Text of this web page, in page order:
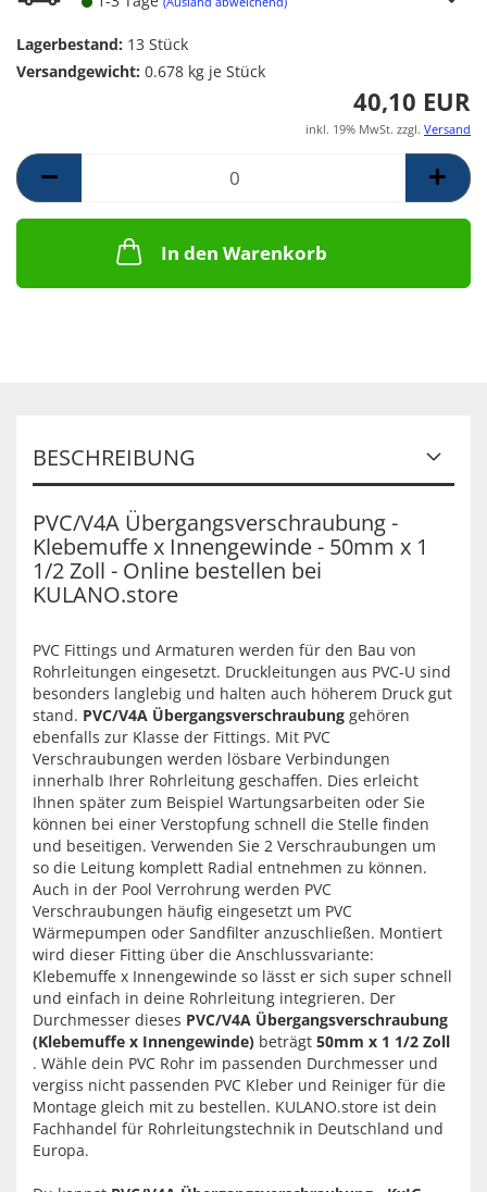
Lagerbestand: 13 Stück
Versandgewicht: 0.678 kg je Stück
40,10 EUR
inkl. 19% MwSt. zzgl. Versand
In den Warenkorb
BESCHREIBUNG
PVC/V4A Übergangsverschraubung -
Klebemuffe x Innengewinde - 50mm x 1
1/2 Zoll - Online bestellen bei
KULANO.store
PVC Fittings und Armaturen werden für den Bau von
Rohrleitungen eingesetzt. Druckleitungen aus PVC-U sind
besonders langlebig und halten auch höherem Druck gut
stand. PVC/V4A Übergangsverschraubung gehören
ebenfalls zur Klasse der Fittings. Mit PVC
Verschraubungen werden lösbare Verbindungen
innerhalb Ihrer Rohrleitung geschaffen. Dies erleicht
Ihnen später zum Beispiel Wartungsarbeiten oder Sie
können bei einer Verstopfung schnell die Stelle finden
und beseitigen. Verwenden Sie 2 Verschraubungen um
so die Leitung komplett Radial entnehmen zu können.
Auch in der Pool Verrohrung werden PVC
Verschraubungen häufig eingesetzt um PVC
Wärmepumpen oder Sandfilter anzuschließen. Montiert
wird dieser Fitting über die Anschlussvariante:
Klebemuffe x Innengewinde so lässt er sich super schnell
und einfach in deine Rohrleitung integrieren. Der
Durchmesser dieses PVC/V4A Übergangsverschraubung
(Klebemuffe x Innengewinde) beträgt 50mm x 1 1/2 Zoll
. Wähle dein PVC Rohr im passenden Durchmesser und
vergiss nicht passenden PVC Kleber und Reiniger für die
Montage gleich mit zu bestellen. KULANO.store ist dein
Fachhandel für Rohrleitungstechnik in Deutschland und
Europa.